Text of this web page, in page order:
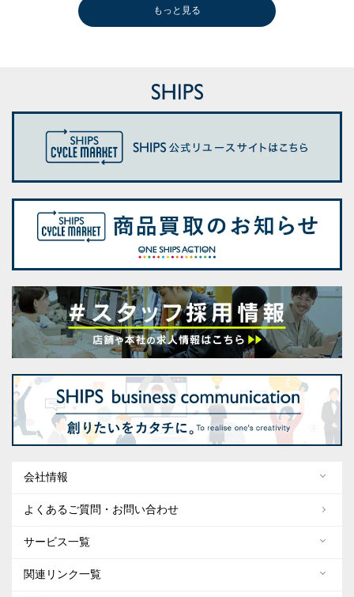
もっと見る
会社情報
よくあるご質問・お問い合わせ
サービス一覧
関連リンク一覧